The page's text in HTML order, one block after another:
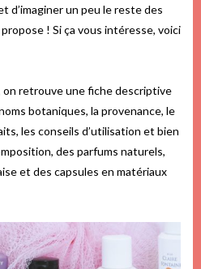
d’imaginer un peu le reste des
! Si ça vous intéresse, voici
on retrouve une fiche descriptive
botaniques, la provenance, le
les conseils d’utilisation et bien
des parfums naturels,
et des capsules en matériaux